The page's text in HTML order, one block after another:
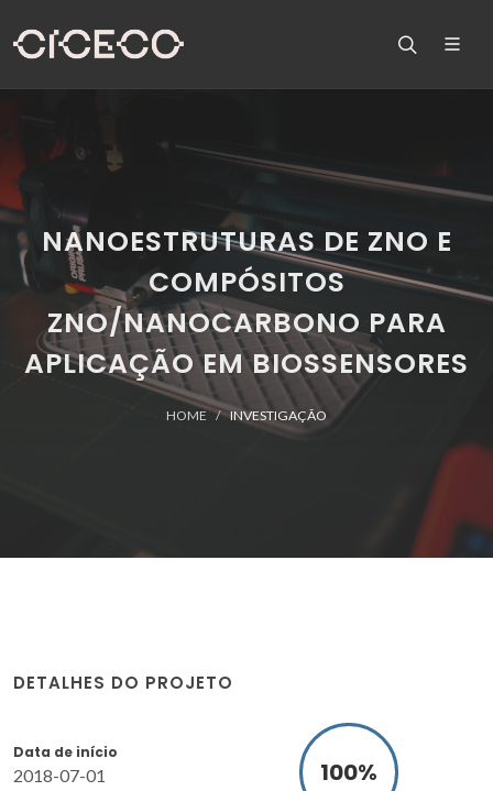
NANOESTRUTURAS DE ZNO E
COMPÓSITOS
ZNO/NANOCARBONO PARA
APLICAÇÃO EM BIOSSENSORES
HOME INVESTIGAÇÃO
DETALHES DO PROJETO
Data de início
2018-07-01 100%